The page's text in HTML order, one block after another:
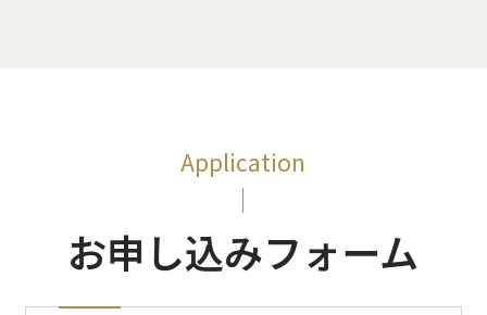
Application
お申し込みフォーム